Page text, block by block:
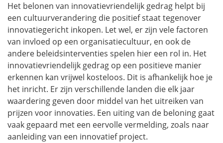
Het belonen van innovatievriendelijk gedrag helpt bij
een cultuurverandering die positief staat tegenover
innovatiegericht inkopen. Let wel, er zijn vele factoren
van invloed op een organisatiecultuur, en ook de
andere beleidsinterventies spelen hier een rol in. Het
innovatievriendelijk gedrag op een positieve manier
erkennen kan vrijwel kosteloos. Dit is afhankelijk hoe je
het inricht. Er zijn verschillende landen die elk jaar
waardering geven door middel van het uitreiken van
prijzen voor innovaties. Een uiting van de beloning gaat
vaak gepaard met een eervolle vermelding, zoals naar
aanleiding van een innovatief project.